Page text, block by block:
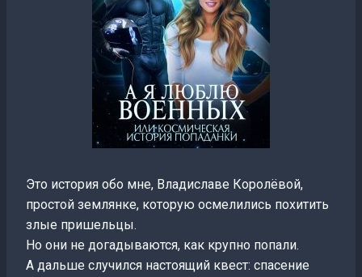
Это история обо мне, Владиславе Королёвой,
простой землянке, которую осмелились похитить
злые пришельцы.
Но они не догадываются, как крупно попали.
А дальше случился настоящий квест: спасение